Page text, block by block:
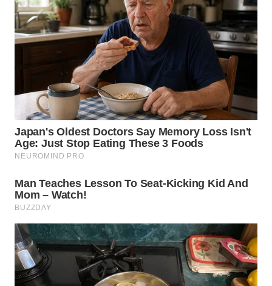
WN
SIMALUNGUN
LABUHANBATU
WN
TAPANULI
TENGAH
WN DELI
WN
TINGGI
WN
PAKPAK